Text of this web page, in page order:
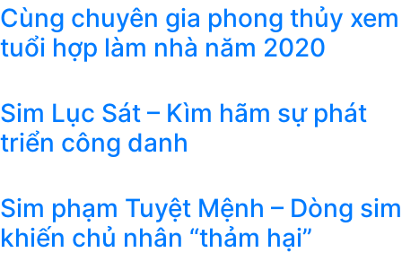
Cùng chuyên gia phong thủy xem
tuổi hợp làm nhà năm 2020
Sim Lục Sát – Kìm hãm sự phát
triển công danh
Sim phạm Tuyệt Mệnh – Dòng sim
khiến chủ nhân “thảm hại”